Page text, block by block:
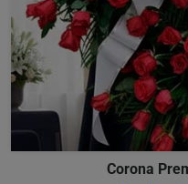
Corona